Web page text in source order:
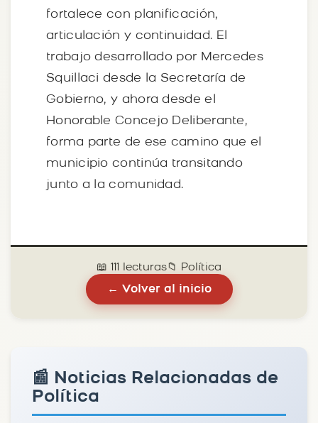
fortalece con planificación,
articulación y continuidad. El
trabajo desarrollado por Mercedes
Squillaci desde la Secretaría de
Gobierno, y ahora desde el
Honorable Concejo Deliberante,
forma parte de ese camino que el
municipio continúa transitando
junto a la comunidad.
📖 111 lecturas📁 Política
← Volver al inicio
📰 Noticias Relacionadas de
Política